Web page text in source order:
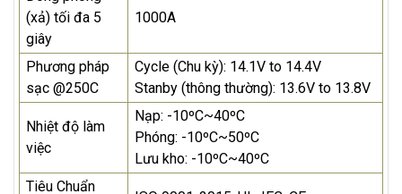
(xả) tối đa 5
giây
1000A
Phương pháp
sạc @250C
Cycle (Chu kỳ): 14.1V to 14.4V
Stanby (thông thường): 13.6V to 13.8V
Nhiệt độ làm
việc
Nạp: -10ºC~40ºC
Phóng: -10ºC~50ºC
Lưu kho: -10ºC~40ºC
Tiêu Chuẩn